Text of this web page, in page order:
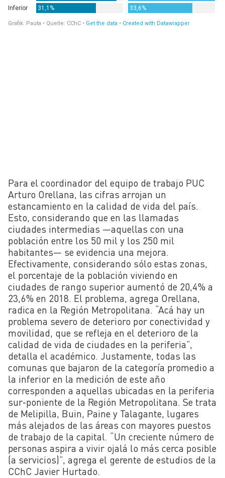
Para el coordinador del equipo de trabajo PUC
Arturo Orellana, las cifras arrojan un
estancamiento en la calidad de vida del país.
Esto, considerando que en las llamadas
ciudades intermedias —aquellas con una
población entre los 50 mil y los 250 mil
habitantes— se evidencia una mejora.
Efectivamente, considerando sólo estas zonas,
el porcentaje de la población viviendo en
ciudades de rango superior aumentó de 20,4% a
23,6% en 2018. El problema, agrega Orellana,
radica en la Región Metropolitana. “Acá hay un
problema severo de deterioro por conectividad y
movilidad, que se refleja en el deterioro de la
calidad de vida de ciudades en la periferia”,
detalla el académico. Justamente, todas las
comunas que bajaron de la categoría promedio a
la inferior en la medición de este año
corresponden a aquellas ubicadas en la periferia
sur-poniente de la Región Metropolitana. Se trata
de Melipilla, Buin, Paine y Talagante, lugares
más alejados de las áreas con mayores puestos
de trabajo de la capital. “Un creciente número de
personas aspira a vivir ojalá lo más cerca posible
(a servicios)”, agrega el gerente de estudios de la
CChC Javier Hurtado.